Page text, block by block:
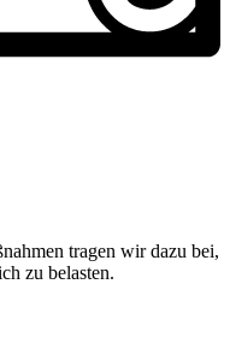
tragen wir dazu bei,
zu belasten.